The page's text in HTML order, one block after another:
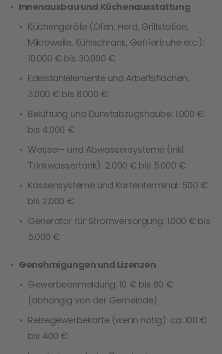
Innenausbau und Küchenausstattung
Küchengeräte (Ofen, Herd, Grillstation,
Mikrowelle, Kühlschrank, Gefriertruhe etc.):
10.000 € bis 30.000 €
Edelstahlelemente und Arbeitsflächen:
3.000 € bis 8.000 €
Belüftung und Dunstabzugshaube: 1.000 €
bis 4.000 €
Wasser- und Abwassersysteme (inkl.
Trinkwassertank): 2.000 € bis 5.000 €
Kassensysteme und Kartenterminal: 500 €
bis 2.000 €
Generator für Stromversorgung: 1.000 € bis
5.000 €
Genehmigungen und Lizenzen
Gewerbeanmeldung: 10 € bis 60 €
(abhängig von der Gemeinde)
Reisegewerbekarte (wenn nötig): ca. 100 €
bis 400 €